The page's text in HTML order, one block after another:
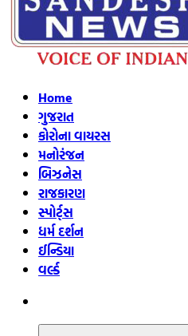
Home
ગુજરાત
કોરોના વાયરસ
મનોરંજન
બિઝનેસ
રાજકારણ
સ્પોર્ટ્સ
ધર્મ દર્શન
ઈન્ડિયા
વર્લ્ડ